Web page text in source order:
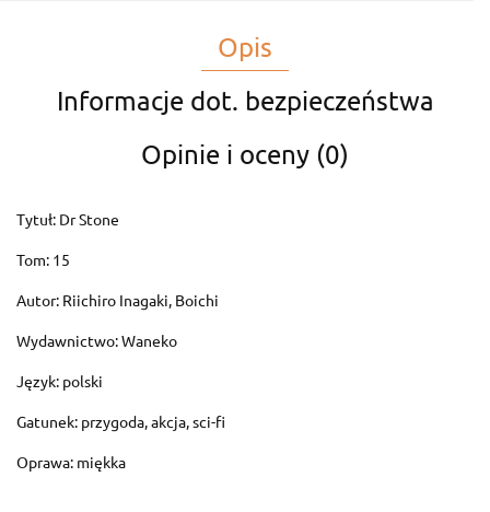
Opis
Informacje dot. bezpieczeństwa
Opinie i oceny (0)
Tytuł: Dr Stone
Tom: 15
Autor: Riichiro Inagaki, Boichi
Wydawnictwo: Waneko
Język: polski
Gatunek: przygoda, akcja, sci-fi
Oprawa: miękka